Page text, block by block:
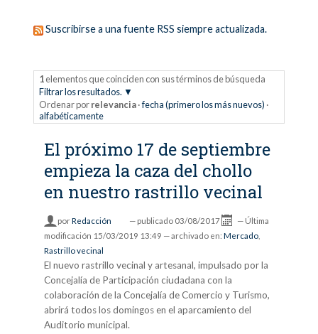
Suscribirse a una fuente RSS siempre actualizada.
1elementos que coinciden con sus términos de búsqueda
Filtrar los resultados.
Ordenar por relevancia ·fecha (primero los más nuevos) ·
alfabéticamente
El próximo 17 de septiembre
empieza la caza del chollo
en nuestro rastrillo vecinal
porRedacción — publicado 03/08/2017 — Última
modificación 15/03/2019 13:49 — archivado en: Mercado,
Rastrillo vecinal
El nuevo rastrillo vecinal y artesanal, impulsado por la
Concejalía de Participación ciudadana con la
colaboración de la Concejalía de Comercio y Turismo,
abrirá todos los domingos en el aparcamiento del
Auditorio municipal.